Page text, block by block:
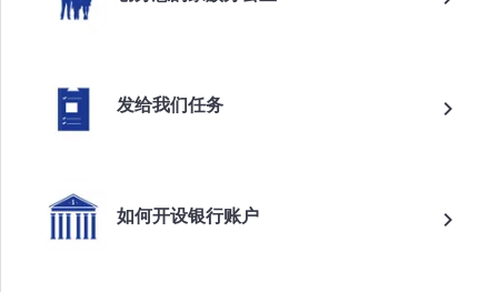
发给我们任务
如何开设银行账户